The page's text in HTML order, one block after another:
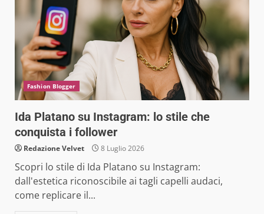
Fashion Blogger
Ida Platano su Instagram: lo stile che
conquista i follower
Redazione Velvet 8 Luglio 2026
Scopri lo stile di Ida Platano su Instagram:
dall'estetica riconoscibile ai tagli capelli audaci,
come replicare il...